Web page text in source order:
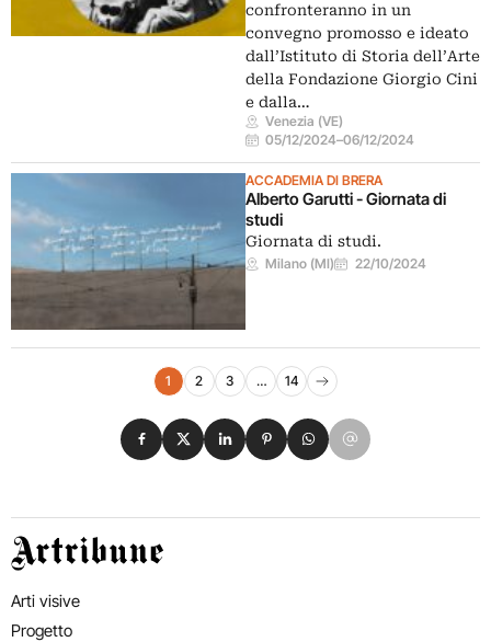
confronteranno in un
convegno promosso e ideato
dall’Istituto di Storia dell’Arte
della Fondazione Giorgio Cini
e dalla…
Venezia (VE)
05/12/2024–06/12/2024
ACCADEMIA DI BRERA
Alberto Garutti - Giornata di
studi
Giornata di studi.
Milano (MI) 22/10/2024
Navigazione eventi
1 2 3 … 14
Pagina successiva
Condividi su Facebook
Condividi su X
Condividi su LinkedIn
Condividi su Pinterest
Condividi su WhatsApp
Condividi su Email
Artribune
Arti visive
Progetto